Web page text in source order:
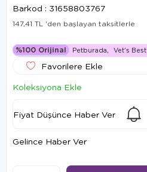
Barkod : 31658803767
147,41 TL 'den başlayan taksitlerle
%100 Orijinal Petburada, Vet's Best
Favorilere Ekle
Koleksiyona Ekle
Fiyat Düşünce Haber Ver
Gelince Haber Ver